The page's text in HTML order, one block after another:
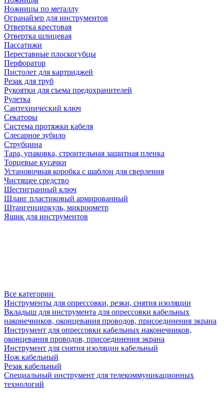
Ножницы по металлу
Огранайзер для инструментов
Отвертка крестовая
Отвертка шлицевая
Пассатижи
Переставные плоскогубцы
Перфоратор
Пистолет для картриджей
Резак для труб
Рукоятки для съема предохранителей
Рулетка
Сантехнический ключ
Секаторы
Система протяжки кабеля
Слесарное зубило
Струбцина
Тара, упаковка, строительная защитная пленка
Торцевые кусачки
Установочная коробка с шаблон для сверления
Чистящее средство
Шестигранный ключ
Шланг пластиковый армированный
Штангенциркуль, микроометр
Ящик для инструментов
Все категории
Инструменты для опрессовки, резки, снятия изоляции
Вкладыш для инструмента для опрессовки кабельных
наконечников, оконцевания проводов, присоединения экрана
Инструмент для опрессовки кабельных наконечников,
оконцевания проводов, присоединения экрана
Инструмент для снятия изоляции кабельный
Нож кабельный
Резак кабельный
Специальный инструмент для телекоммуникационных
технологий